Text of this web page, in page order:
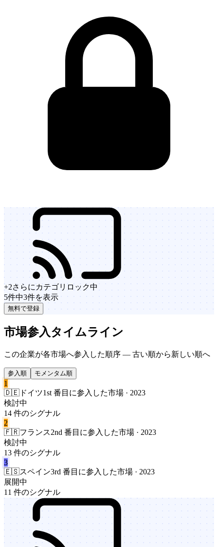
+2さらにカテゴリ ロック中
5件中3件を表示
無料で登録
市場参入タイムライン
この企業が各市場へ参入した順序 — 古い順から新しい順へ
参入順 モメンタム順
1
🇩🇪 ドイツ1st 番目に参入した市場 · 2023
検討中
14 件のシグナル
2
🇫🇷フランス2nd 番目に参入した市場 · 2023
検討中
13 件のシグナル
3
🇪🇸スペイン3rd 番目に参入した市場 · 2023
展開中
11 件のシグナル